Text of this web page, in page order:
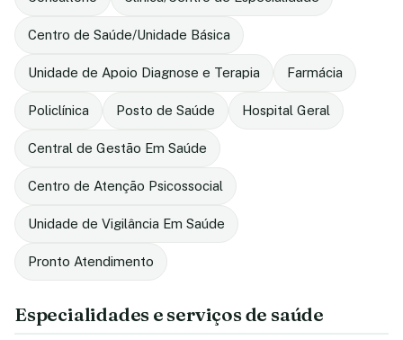
Centro de Saúde/Unidade Básica
Unidade de Apoio Diagnose e Terapia Farmácia
Policlínica Posto de Saúde Hospital Geral
Central de Gestão Em Saúde
Centro de Atenção Psicossocial
Unidade de Vigilância Em Saúde
Pronto Atendimento
Especialidades e serviços de saúde